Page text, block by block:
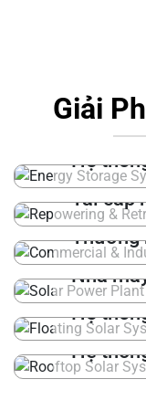
Giải
Hệ
Tái cấp
Thương
Nhà
Hệ
Hệ
mái